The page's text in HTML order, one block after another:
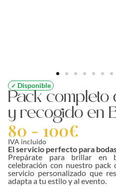
✓ Disponible
Pack completo
y recogido en
80 - 100€
IVA incluido
El servicio perfecto para
Prepárate para brillar en
celebración con nuestro pack
servicio personalizado que
adapta a tu estilo y al evento.